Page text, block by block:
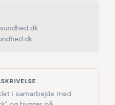
i samarbejde med